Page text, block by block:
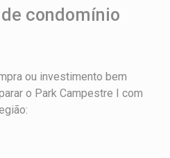
condomínio
ou investimento bem
o Park Campestre I com